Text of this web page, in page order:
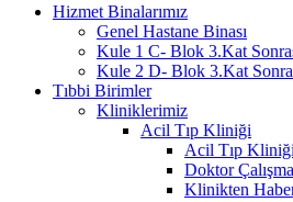
Hizmet Binalarımız
Genel Hastane Binası
Kule 1 C- Blok 3.Kat
Kule 2 D- Blok 3.Kat
Tıbbi Birimler
Kliniklerimiz
Acil Tıp Kliniği
Acil Tıp
Doktor
Klinikten